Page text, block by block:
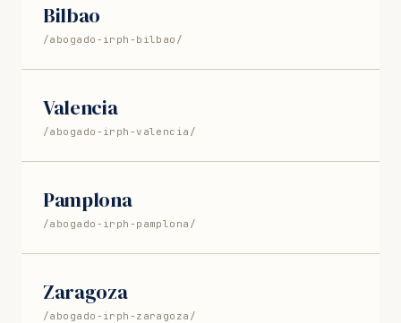
Bilbao
/abogado-irph-bilbao/
Valencia
/abogado-irph-valencia/
Pamplona
/abogado-irph-pamplona/
Zaragoza
/abogado-irph-zaragoza/